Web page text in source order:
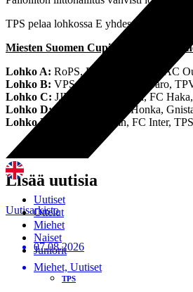
Uutiset
Ottelut
Miehet
Naiset
Juniorit
TPS
TPS pelaa lohkossa E yhdessä IFK
Miesten Suomen Cupin 2018
Lohko A: RoPS, PS Kemi, KuPS, AC
Lohko B: VPS, SJK, KPV, FF Jaro,
Lohko C: JJK, Ilves, FC Lahti, FC
Lohko D:HIFK, HJK, FC Honka,
Lohko E: I
FK Mariehamn, FC Inter,
Lisää uutisia
Uutisarkisto
07.08.2026
Miehet, Uutiset